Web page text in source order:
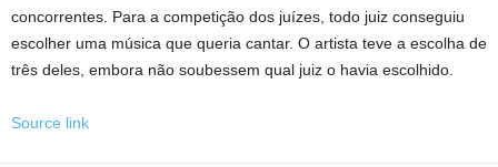
concorrentes. Para a competição dos juízes, todo juiz conseguiu
escolher uma música que queria cantar. O artista teve a escolha de
três deles, embora não soubessem qual juiz o havia escolhido.
Source link